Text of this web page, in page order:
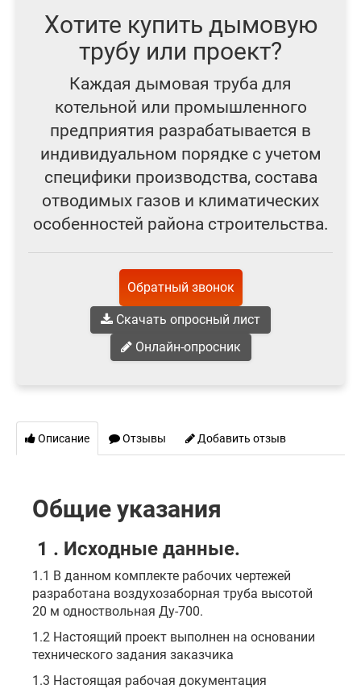
Хотите купить дымовую
трубу или проект?
Каждая дымовая труба для
котельной или промышленного
предприятия разрабатывается в
индивидуальном порядке с учетом
специфики производства, состава
отводимых газов и климатических
особенностей района строительства.
Обратный звонок
Скачать опросный лист
Онлайн-опросник
Описание Отзывы Добавить отзыв
Общие указания
1 . Исходные данные.
1.1 В данном комплекте рабочих чертежей
разработана воздухозаборная труба высотой
20 м одноствольная Ду-700.
1.2 Настоящий проект выполнен на основании
технического задания заказчика
1.3 Настоящая рабочая документация